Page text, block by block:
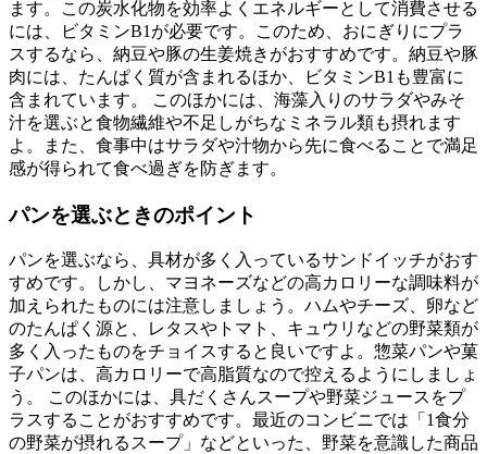
ます。この炭水化物を効率よくエネルギーとして消費させる
には、ビタミンB1が必要です。このため、おにぎりにプラ
スするなら、納豆や豚の生姜焼きがおすすめです。納豆や豚
肉には、たんぱく質が含まれるほか、ビタミンB1も豊富に
含まれています。 このほかには、海藻入りのサラダやみそ
汁を選ぶと食物繊維や不足しがちなミネラル類も摂れます
よ。また、食事中はサラダや汁物から先に食べることで満足
感が得られて食べ過ぎを防ぎます。
パンを選ぶときのポイント
パンを選ぶなら、具材が多く入っているサンドイッチがおす
すめです。しかし、マヨネーズなどの高カロリーな調味料が
加えられたものには注意しましょう。ハムやチーズ、卵など
のたんぱく源と、レタスやトマト、キュウリなどの野菜類が
多く入ったものをチョイスすると良いですよ。惣菜パンや菓
子パンは、高カロリーで高脂質なので控えるようにしましょ
う。 このほかには、具だくさんスープや野菜ジュースをプ
ラスすることがおすすめです。最近のコンビニでは「1食分
の野菜が摂れるスープ」などといった、野菜を意識した商品